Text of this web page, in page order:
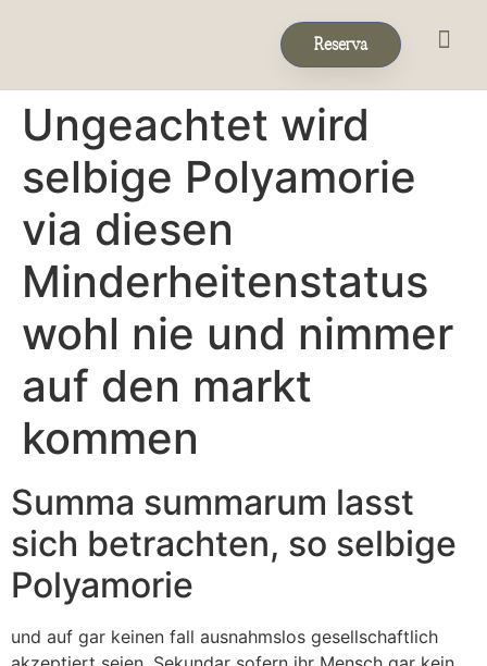
Reserva
Ungeachtet wird
selbige Polyamorie
via diesen
Minderheitenstatus
wohl nie und nimmer
auf den markt
kommen
Summa summarum lasst
sich betrachten, so selbige
Polyamorie
und auf gar keinen fall ausnahmslos gesellschaftlich